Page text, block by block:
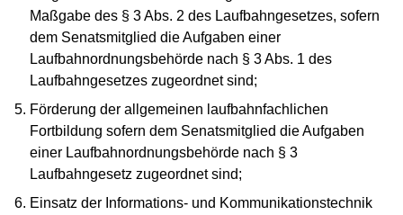
Maßgabe des § 3 Abs. 2 des Laufbahngesetzes, sofern
dem Senatsmitglied die Aufgaben einer
Laufbahnordnungsbehörde nach § 3 Abs. 1 des
Laufbahngesetzes zugeordnet sind;
Förderung der allgemeinen laufbahnfachlichen
Fortbildung sofern dem Senatsmitglied die Aufgaben
einer Laufbahnordnungsbehörde nach § 3
Laufbahngesetz zugeordnet sind;
Einsatz der Informations- und Kommunikationstechnik